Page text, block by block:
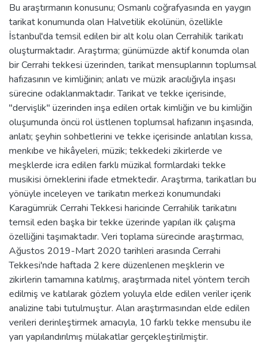
Bu araştırmanın konusunu; Osmanlı coğrafyasında en yaygın
tarikat konumunda olan Halvetilik ekolünün, özellikle
İstanbul'da temsil edilen bir alt kolu olan Cerrahilik tarikatı
oluşturmaktadır. Araştırma; günümüzde aktif konumda olan
bir Cerrahi tekkesi üzerinden, tarikat mensuplarının toplumsal
hafızasının ve kimliğinin; anlatı ve müzik aracılığıyla inşası
sürecine odaklanmaktadır. Tarikat ve tekke içerisinde,
"dervişlik" üzerinden inşa edilen ortak kimliğin ve bu kimliğin
oluşumunda öncü rol üstlenen toplumsal hafızanın inşasında,
anlatı; şeyhin sohbetlerini ve tekke içerisinde anlatılan kıssa,
menkıbe ve hikâyeleri, müzik; tekkedeki zikirlerde ve
meşklerde icra edilen farklı müzikal formlardaki tekke
musikisi örneklerini ifade etmektedir. Araştırma, tarikatları bu
yönüyle inceleyen ve tarikatın merkezi konumundaki
Karagümrük Cerrahi Tekkesi haricinde Cerrahilik tarikatını
temsil eden başka bir tekke üzerinde yapılan ilk çalışma
özelliğini taşımaktadır. Veri toplama sürecinde araştırmacı,
Ağustos 2019-Mart 2020 tarihleri arasında Cerrahi
Tekkesi'nde haftada 2 kere düzenlenen meşklerin ve
zikirlerin tamamına katılmış, araştırmada nitel yöntem tercih
edilmiş ve katılarak gözlem yoluyla elde edilen veriler içerik
analizine tabi tutulmuştur. Alan araştırmasından elde edilen
verileri derinleştirmek amacıyla, 10 farklı tekke mensubu ile
yarı yapılandırılmış mülakatlar gerçekleştirilmiştir.